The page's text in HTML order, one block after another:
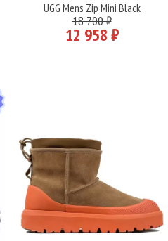
UGG Mens Zip Mini Black
18 700 ₽
12 958 ₽